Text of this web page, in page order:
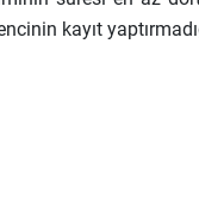
kayıt